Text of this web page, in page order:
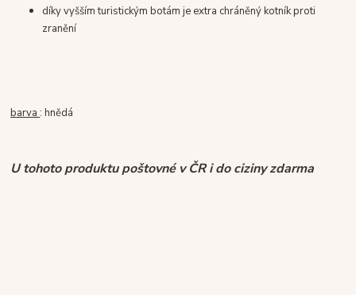
díky vyšším turistickým botám je extra chráněný kotník proti
zranění
barva: hnědá
U tohoto produktu poštovné v ČR i do ciziny zdarma